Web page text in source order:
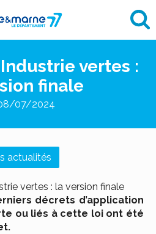
vertes :
finale
07/2024
actualités
décrets d’application
ou liés à cette loi ont été